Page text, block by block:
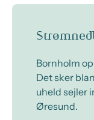
Bornholm
Det sker
uheld sejler
Øresund.